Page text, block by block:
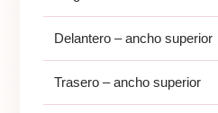
Delantero – ancho superior
Trasero – ancho superior